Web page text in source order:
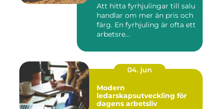
Att hitta fyrhjulingar till salu
handlar om mer än pris och
färg. En fyrhjuling är ofta ett
arbetsre...
04. jun
Modern
ledarskapsutveckling för
dagens arbetsliv